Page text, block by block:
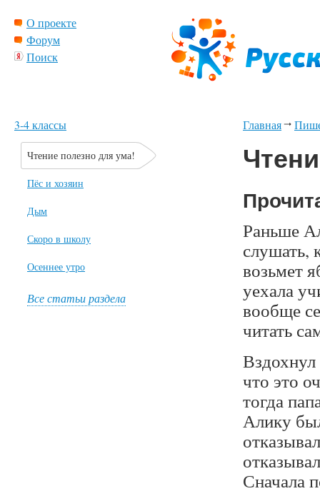
О проекте
Форум
Поиск
Главная
Раньше
слушать,
возьмет
уехала
вообще
читать
Вздохнул
что это
тогда
Алику
Сначала
3-4 классы
Чтение полезно для ума!
Пёс и хозяин
Дым
Скоро в школу
Осеннее утро
Все статьи раздела